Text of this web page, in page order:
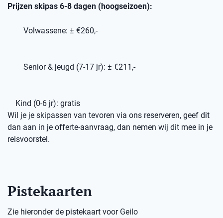
Prijzen skipas 6-8 dagen (hoogseizoen):
Volwassene: ± €260,-
Senior & jeugd (7-17 jr): ± €211,-
Kind (0-6 jr): gratis
Wil je je skipassen van tevoren via ons reserveren, geef dit
dan aan in je offerte-aanvraag, dan nemen wij dit mee in je
reisvoorstel.
Pistekaarten
Zie hieronder de pistekaart voor Geilo